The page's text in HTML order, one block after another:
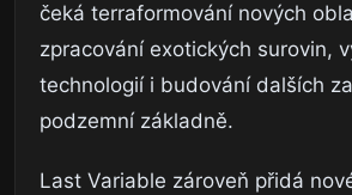
čeká terraformování nových
zpracování exotických surovin,
technologií i budování dalších
podzemní základně.
Last Variable zároveň přidá